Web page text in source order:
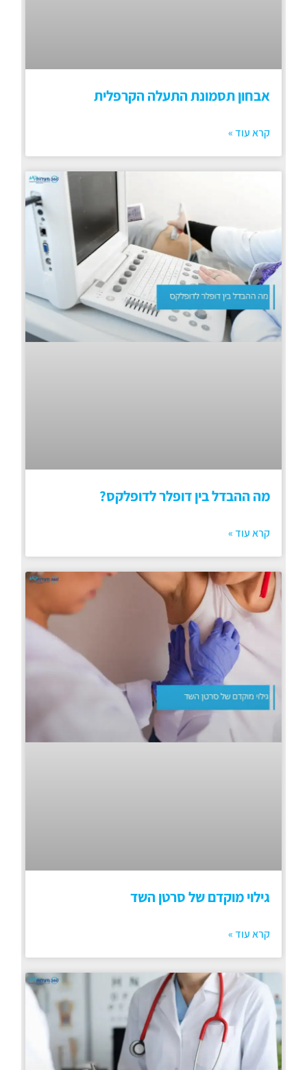
אבחון תסמונת התעלה הקרפלית
קרא עוד »
מה ההבדל בין דופלר לדופלקס?
קרא עוד »
גילוי מוקדם של סרטן השד
קרא עוד »